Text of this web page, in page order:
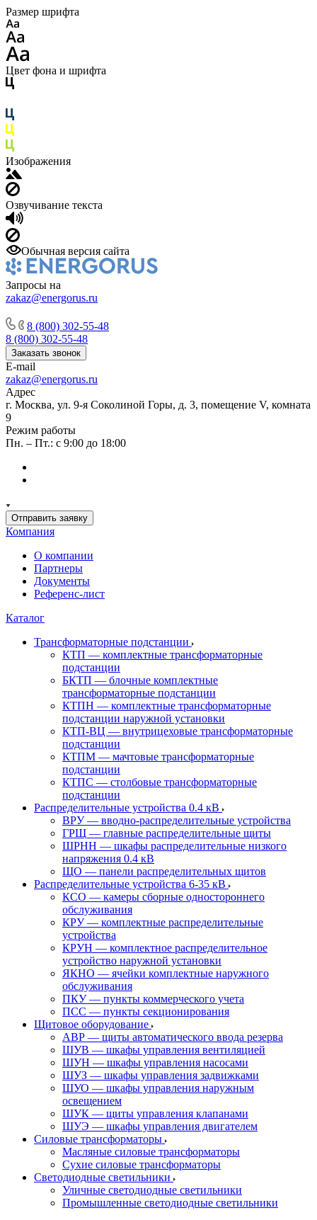
Размер шрифта
Цвет фона и шрифта
Изображения
Озвучивание текста
Обычная версия сайта
Запросы на
zakaz@energorus.ru
8 (800) 302-55-48
8 (800) 302-55-48
Заказать звонок
E-mail
zakaz@energorus.ru
Адрес
г. Москва, ул. 9-я Соколиной Горы, д. 3, помещение V, комната
9
Режим работы
Пн. – Пт.: с 9:00 до 18:00
Отправить заявку
Компания
О компании
Партнеры
Документы
Референс-лист
Каталог
Трансформаторные подстанции
КТП — комплектные трансформаторные
подстанции
БКТП — блочные комплектные
трансформаторные подстанции
КТПН — комплектные трансформаторные
подстанции наружной установки
КТП-ВЦ — внутрицеховые трансформаторные
подстанции
КТПМ — мачтовые трансформаторные
подстанции
КТПС — столбовые трансформаторные
подстанции
Распределительные устройства 0.4 кВ
ВРУ — вводно-распределительные устройства
ГРЩ — главные распределительные щиты
ШРНН — шкафы распределительные низкого
напряжения 0.4 кВ
ЩО — панели распределительных щитов
Распределительные устройства 6-35 кВ
КСО — камеры сборные одностороннего
обслуживания
КРУ — комплектные распределительные
устройства
КРУН — комплектное распределительное
устройство наружной установки
ЯКНО — ячейки комплектные наружного
обслуживания
ПКУ — пункты коммерческого учета
ПСС — пункты секционирования
Щитовое оборудование
АВР — щиты автоматического ввода резерва
ШУВ — шкафы управления вентиляцией
ШУН — шкафы управления насосами
ШУЗ — шкафы управления задвижками
ШУО — шкафы управления наружным
освещением
ШУК — щиты управления клапанами
ШУЭ — шкафы управления двигателем
Силовые трансформаторы
Масляные силовые трансформаторы
Сухие силовые трансформаторы
Светодиодные светильники
Уличные светодиодные светильники
Промышленные светодиодные светильники